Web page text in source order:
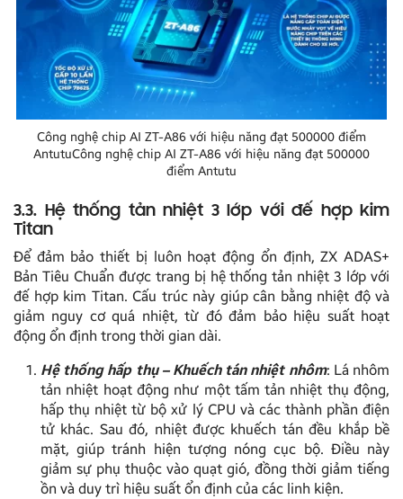
Công nghệ chip AI ZT-A86 với hiệu năng đạt 500000 điểm
AntutuCông nghệ chip AI ZT-A86 với hiệu năng đạt 500000
điểm Antutu
3.3. Hệ thống tản nhiệt 3 lớp với đế hợp kim
Titan
Để đảm bảo thiết bị luôn hoạt động ổn định, ZX ADAS+
Bản Tiêu Chuẩn được trang bị hệ thống tản nhiệt 3 lớp với
đế hợp kim Titan. Cấu trúc này giúp cân bằng nhiệt độ và
giảm nguy cơ quá nhiệt, từ đó đảm bảo hiệu suất hoạt
động ổn định trong thời gian dài.
Hệ thống hấp thụ – Khuếch tán nhiệt nhôm: Lá nhôm
tản nhiệt hoạt động như một tấm tản nhiệt thụ động,
hấp thụ nhiệt từ bộ xử lý CPU và các thành phần điện
tử khác. Sau đó, nhiệt được khuếch tán đều khắp bề
mặt, giúp tránh hiện tượng nóng cục bộ. Điều này
giảm sự phụ thuộc vào quạt gió, đồng thời giảm tiếng
ồn và duy trì hiệu suất ổn định của các linh kiện.